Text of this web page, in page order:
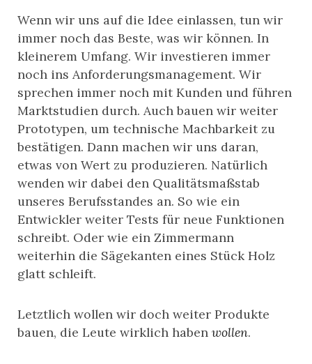
Wenn wir uns auf die Idee einlassen, tun wir
immer noch das Beste, was wir können. In
kleinerem Umfang. Wir investieren immer
noch ins Anforderungsmanagement. Wir
sprechen immer noch mit Kunden und führen
Marktstudien durch. Auch bauen wir weiter
Prototypen, um technische Machbarkeit zu
bestätigen. Dann machen wir uns daran,
etwas von Wert zu produzieren. Natürlich
wenden wir dabei den Qualitätsmaßstab
unseres Berufsstandes an. So wie ein
Entwickler weiter Tests für neue Funktionen
schreibt. Oder wie ein Zimmermann
weiterhin die Sägekanten eines Stück Holz
glatt schleift.
Letztlich wollen wir doch weiter Produkte
bauen, die Leute wirklich haben wollen.